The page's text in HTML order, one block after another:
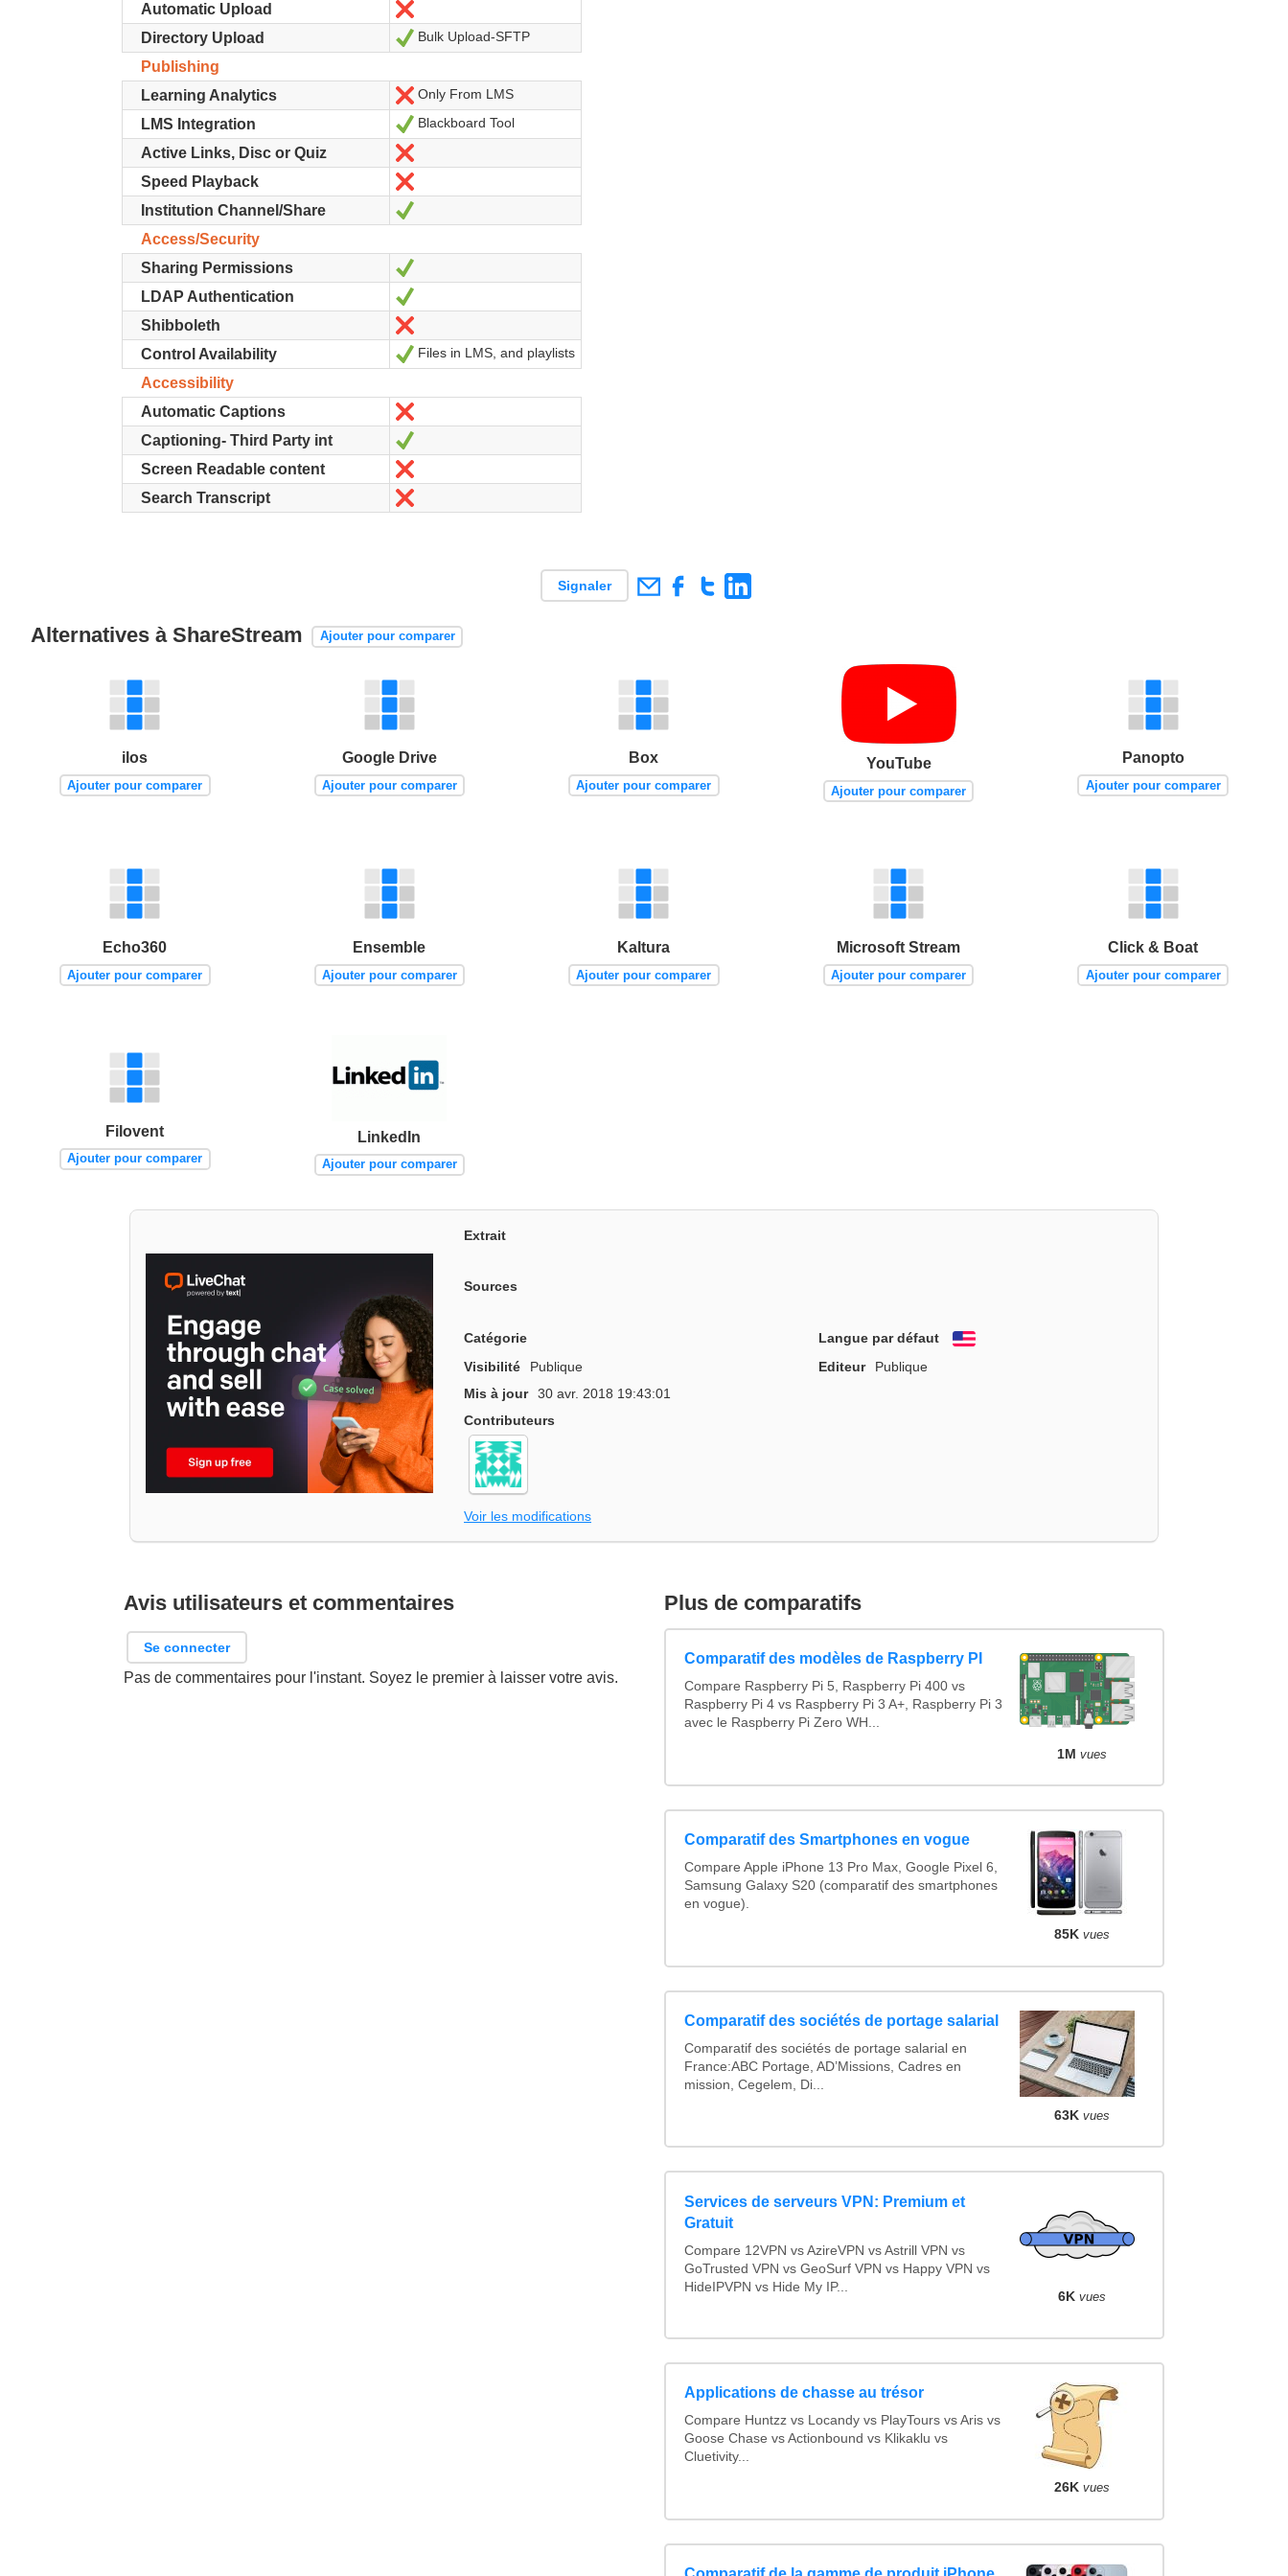
Automatic Upload Non
Directory Upload Oui
Bulk Upload-SFTP
Publishing
Learning Analytics
Non
Only From LMS
LMS Integration Oui
Blackboard Tool
Active Links, Disc or Quiz Non
Speed Playback Non
Institution Channel/Share
Access/Security
Sharing Permissions
LDAP Authentication Oui
Shibboleth Non
Control Availability Oui
Files in LMS, and playlists
Accessibility
Automatic Captions
Non
Captioning- Third Party int
Screen Readable content Non
Search Transcript Non
Signaler
Alternatives à ShareStream Ajouter pour comparer
ilos
Ajouter pour comparer
Google Drive
Ajouter pour comparer
Box
Ajouter pour comparer
YouTube
Ajouter pour comparer
Panopto
Ajouter pour comparer
Echo360
Ajouter pour comparer
Ensemble
Ajouter pour comparer
Kaltura
Ajouter pour comparer
Microsoft Stream
Ajouter pour comparer
Click & Boat
Ajouter pour comparer
Filovent
Ajouter pour comparer
LinkedIn
Ajouter pour comparer
Extrait
Sources
Catégorie Langue par défaut
English
Visibilité
Publique Editeur
Publique
Mis à jour
30 avr. 2018 19:43:01
Contributeurs
Voir les modifications
Avis utilisateurs et commentaires
Se connecter
Pas de commentaires pour l'instant. Soyez le premier à laisser votre avis.
Plus de comparatifs
Comparatif des modèles de Raspberry PI
Compare Raspberry Pi 5, Raspberry Pi 400 vs
Raspberry Pi 4 vs Raspberry Pi 3 A+, Raspberry Pi 3
avec le Raspberry Pi Zero WH...
1M vues
Comparatif des Smartphones en vogue
Compare Apple iPhone 13 Pro Max, Google Pixel 6,
Samsung Galaxy S20 (comparatif des smartphones
en vogue).
85K vues
Comparatif des sociétés de portage salarial
Comparatif des sociétés de portage salarial en
France:ABC Portage, AD’Missions, Cadres en
mission, Cegelem, Di...
63K vues
Services de serveurs VPN: Premium et
Gratuit
Compare 12VPN vs AzireVPN vs Astrill VPN vs
GoTrusted VPN vs GeoSurf VPN vs Happy VPN vs
HideIPVPN vs Hide My IP...
6K vues
Applications de chasse au trésor
Compare Huntzz vs Locandy vs PlayTours vs Aris vs
Goose Chase vs Actionbound vs Klikaklu vs
Cluetivity...
26K vues